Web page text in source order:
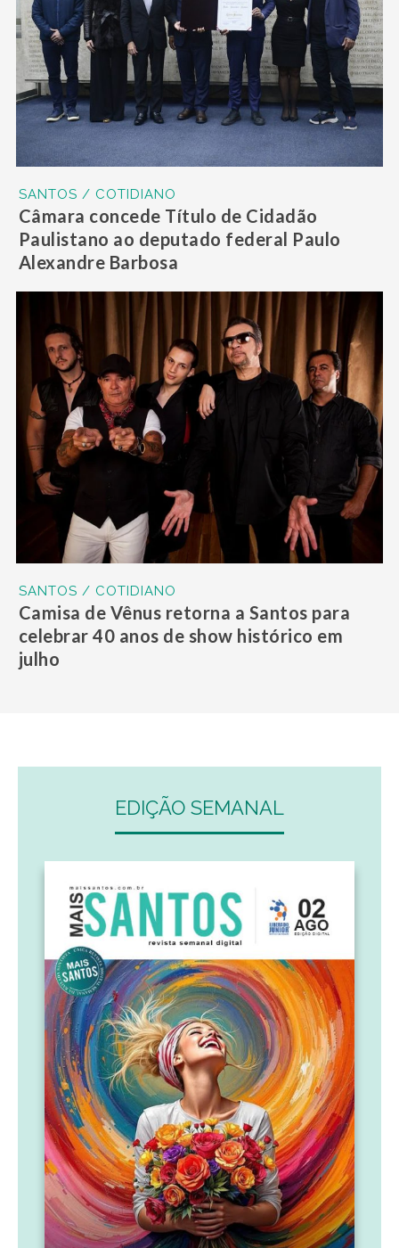
SANTOS / COTIDIANO
Câmara concede Título de Cidadão
Paulistano ao deputado federal Paulo
Alexandre Barbosa
SANTOS / COTIDIANO
Camisa de Vênus retorna a Santos para
celebrar 40 anos de show histórico em
julho
EDIÇÃO SEMANAL